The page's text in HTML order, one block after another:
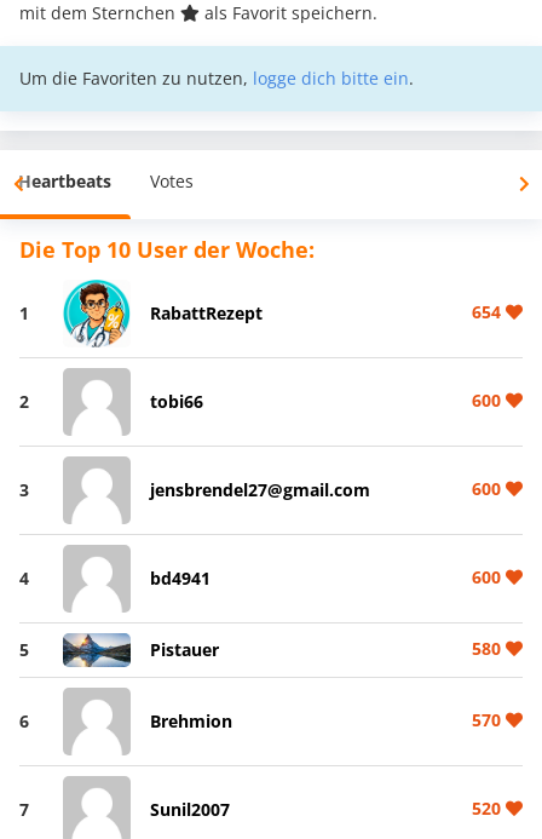
mit dem Sternchen
als Favorit speichern.
Um die Favoriten zu nutzen, logge dich bitte ein.
Heartbeats Votes
Die Top 10 User der Woche:
1 RabattRezept 654
2 tobi66 600
3 jensbrendel27@gmail.com 600
4 bd4941 600
5 Pistauer 580
6 Brehmion 570
7 Sunil2007 520